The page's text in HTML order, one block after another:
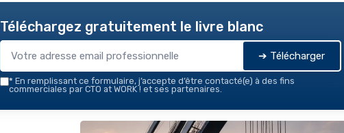
Téléchargez gratuitement le livre blanc
➔ Télécharger
* En remplissant ce formulaire, j’accepte d’être contacté(e) à des fins
commerciales par CTO at WORK ! et ses partenaires.